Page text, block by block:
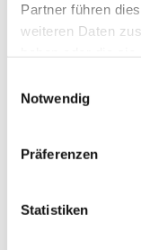
Partner führen
weiteren Daten
Notwendig
Präferenzen
Statistiken
680,00